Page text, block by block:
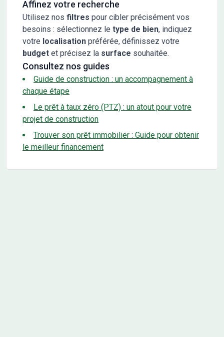
Affinez votre recherche
Utilisez nos filtres pour cibler précisément vos
besoins : sélectionnez le type de bien, indiquez
votre localisation préférée, définissez votre
budget et précisez la surface souhaitée.
Consultez nos guides
Guide de construction : un accompagnement à
chaque étape
Le prêt à taux zéro (PTZ) : un atout pour votre
projet de construction
Trouver son prêt immobilier : Guide pour obtenir
le meilleur financement